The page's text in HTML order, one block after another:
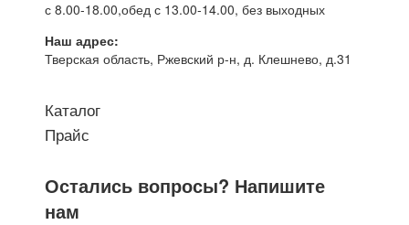
с 8.00-18.00,обед с 13.00-14.00, без выходных
Наш адрес:
Тверская область, Ржевский р-н, д. Клешнево, д.31
Каталог
Прайс
Остались вопросы? Напишите
нам